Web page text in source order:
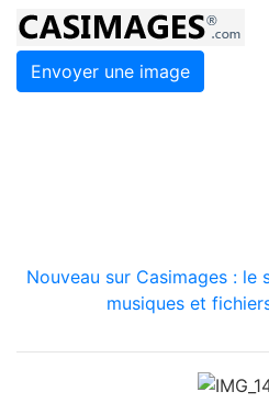
Envoyer une image
Nouveau sur Casimages :
musiques et